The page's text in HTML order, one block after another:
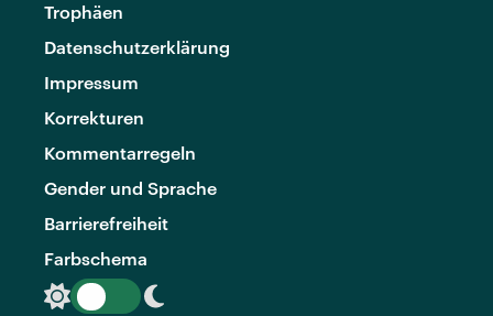
Trophäen
Datenschutzerklärung
Impressum
Korrekturen
Kommentarregeln
Gender und Sprache
Barrierefreiheit
Farbschema